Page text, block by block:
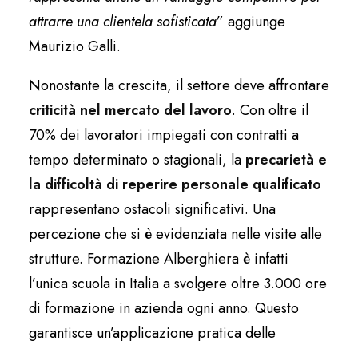
attrarre una clientela sofisticata” aggiunge
Maurizio Galli.
Nonostante la crescita, il settore deve affrontare
criticità nel mercato del lavoro. Con oltre il
70% dei lavoratori impiegati con contratti a
tempo determinato o stagionali, la precarietà e
la difficoltà di reperire personale qualificato
rappresentano ostacoli significativi. Una
percezione che si è evidenziata nelle visite alle
strutture. Formazione Alberghiera è infatti
l’unica scuola in Italia a svolgere oltre 3.000 ore
di formazione in azienda ogni anno. Questo
garantisce un’applicazione pratica delle